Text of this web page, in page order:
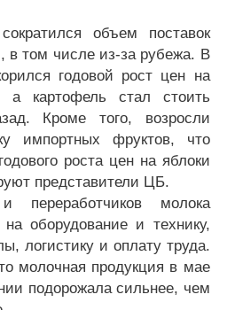
объем поставок
в том числе из-за рубежа. В
годовой рост цен на
картофель стал стоить
Кроме того, возросли
импортных фруктов, что
роста цен на яблоки
представители ЦБ.
переработчиков молока
оборудование и технику,
логистику и оплату труда.
молочная продукция в мае
подорожала сильнее, чем